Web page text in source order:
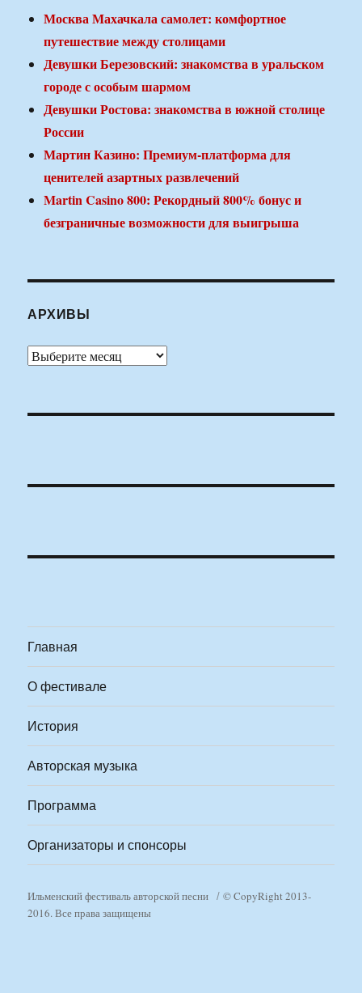
Москва Махачкала самолет: комфортное
путешествие между столицами
Девушки Березовский: знакомства в уральском
городе с особым шармом
Девушки Ростова: знакомства в южной столице
России
Мартин Казино: Премиум-платформа для
ценителей азартных развлечений
Martin Casino 800: Рекордный 800% бонус и
безграничные возможности для выигрыша
АРХИВЫ
Архивы
Главная
О фестивале
История
Авторская музыка
Программа
Организаторы и спонсоры
Ильменский фестиваль авторской песни
© CopyRight 2013-
2016. Все права защищены